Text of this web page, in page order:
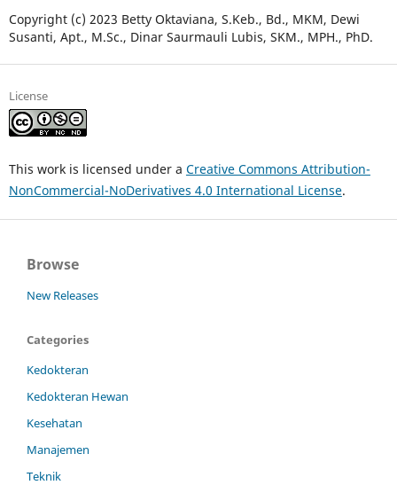
Copyright (c) 2023 Betty Oktaviana, S.Keb., Bd., MKM, Dewi
Susanti, Apt., M.Sc., Dinar Saurmauli Lubis, SKM., MPH., PhD.
License
This work is licensed under a Creative Commons Attribution-
NonCommercial-NoDerivatives 4.0 International License.
Browse
New Releases
Categories
Kedokteran
Kedokteran Hewan
Kesehatan
Manajemen
Teknik